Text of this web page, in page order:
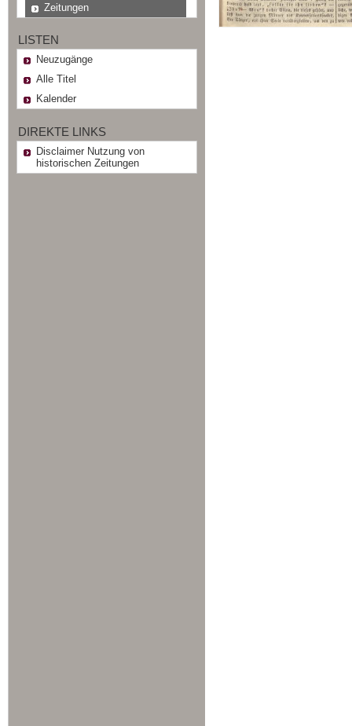
Zeitungen
LISTEN
Neuzugänge
Alle Titel
Kalender
DIREKTE LINKS
Disclaimer Nutzung von
historischen Zeitungen